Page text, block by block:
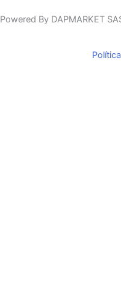
o
r
Powered By DAPMARKET